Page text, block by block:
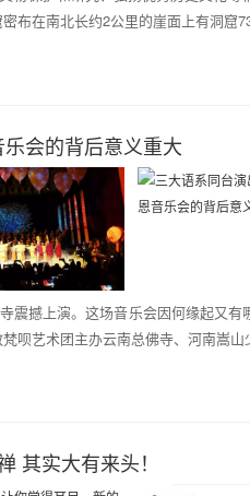
布在南北长约2公里的崖面上有洞窟
会的背后意义重大
震撼上演。这场音乐会因何缘起又
呗艺术团主办云南总佛寺、河南嵩
其实大有来头！